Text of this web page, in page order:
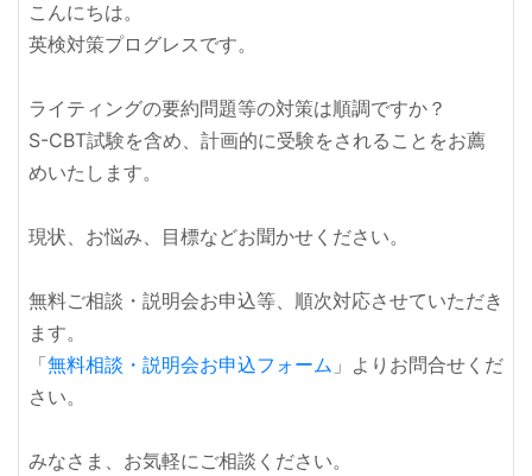
こんにちは。
英検対策プログレスです。
ライティングの要約問題等の対策は順調ですか？
S-CBT試験を含め、計画的に受験をされることをお薦
めいたします。
現状、お悩み、目標などお聞かせください。
無料ご相談・説明会お申込等、順次対応させていただき
ます。
「無料相談・説明会お申込フォーム 」よりお問合せくだ
さい。
みなさま、お気軽にご相談ください。